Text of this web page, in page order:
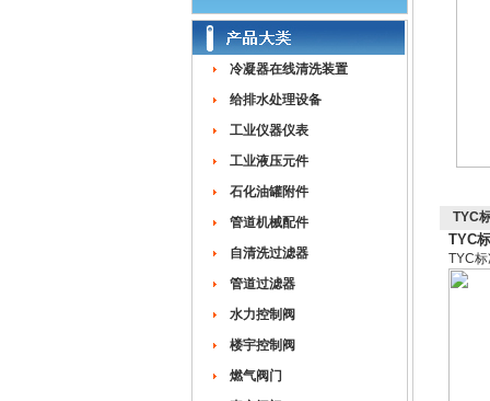
冷凝器在线清洗装置
给排水处理设备
工业仪器仪表
工业液压元件
石化油罐附件
管道机械配件
自清洗过滤器
管道过滤器
水力控制阀
楼宇控制阀
燃气阀门
TYC
TYC
TYC